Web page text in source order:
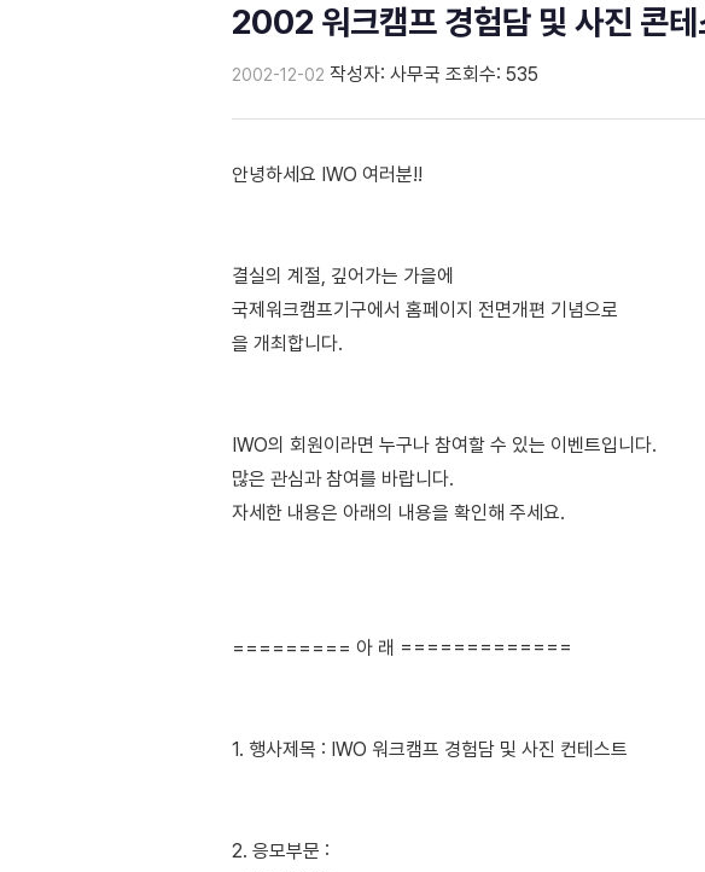
2002 워크캠프 경험담 및 사진 콘
2002-12-02 작성자: 사무국 조회수: 535
안녕하세요 IWO 여러분!!
결실의 계절, 깊어가는 가을에
국제워크캠프기구에서 홈페이지 전면개편 기념으로
을 개최합니다.
IWO의 회원이라면 누구나 참여할 수 있는 이벤트입니다.
많은 관심과 참여를 바랍니다.
자세한 내용은 아래의 내용을 확인해 주세요.
========= 아 래 =============
1. 행사제목 : IWO 워크캠프 경험담 및 사진 컨테스트
2. 응모부문 :